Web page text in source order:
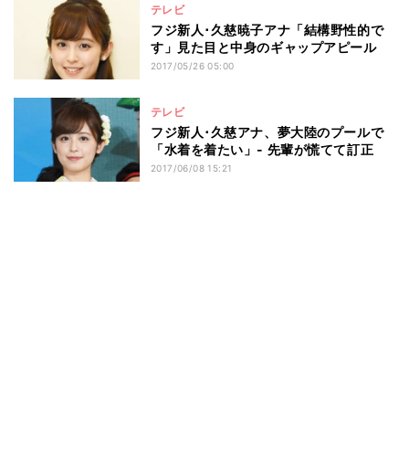
テレビ
フジ新人･久慈暁子アナ「結構野性的で
す」見た目と中身のギャップアピール
2017/05/26 05:00
テレビ
フジ新人･久慈アナ、夢大陸のプールで
「水着を着たい」- 先輩が慌てて訂正
2017/06/08 15:21